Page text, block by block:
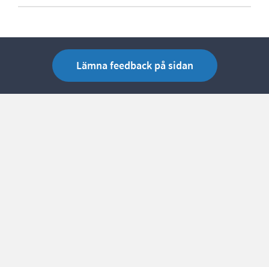
Lämna feedback på sidan